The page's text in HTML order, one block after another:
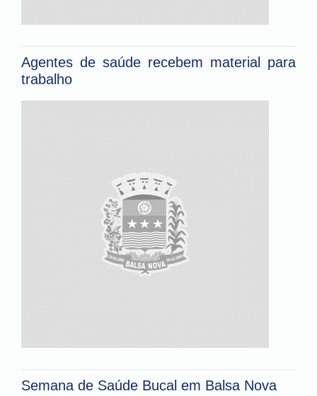
Agentes de saúde recebem material para
trabalho
Semana de Saúde Bucal em Balsa Nova